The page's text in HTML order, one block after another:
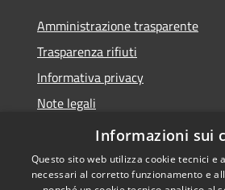
Amministrazione trasparente
Trasparenza rifiuti
Informativa privacy
Note legali
Dichiarazione di accessibilità
Informazioni sui
Questo sito web utilizza cookie tecnici e
necessari al corretto funzionamento e